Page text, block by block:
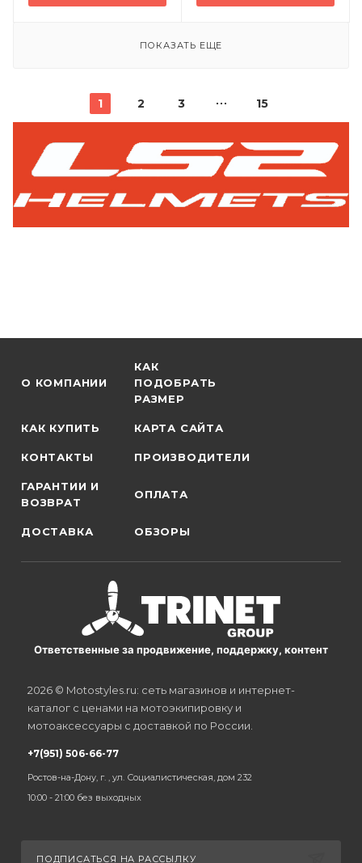
ПОКАЗАТЬ ЕЩЕ
1 2 3 15
О КОМПАНИИ
КАК
ПОДОБРАТЬ
РАЗМЕР
КАК КУПИТЬ КАРТА САЙТА
КОНТАКТЫ ПРОИЗВОДИТЕЛИ
ГАРАНТИИ И
ВОЗВРАТ
ОПЛАТА
ДОСТАВКА ОБЗОРЫ
Ответственные за продвижение, поддержку, контент
2026 © Motostyles.ru: сеть магазинов и интернет-
каталог с ценами на мотоэкипировку и
мотоаксессуары с доставкой по России.
+7(951) 506-66-77
Ростов-на-Дону, г. , ул. Социалистическая, дом 232
10:00 - 21:00 без выходных
ПОДПИСАТЬСЯ НА РАССЫЛКУ